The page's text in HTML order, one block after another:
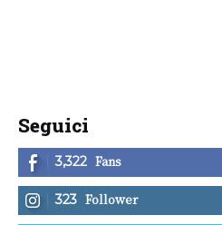
Seguici
3,322 Fans
323 Follower